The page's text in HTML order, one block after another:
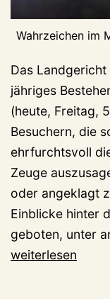
Wahrzeichen im
Das
jähriges
(heute, Freitag,
Besuchern, die
ehrfurchtsvoll
Zeuge
oder angeklagt
Einblicke hinter
geboten, unter
weiterlesen